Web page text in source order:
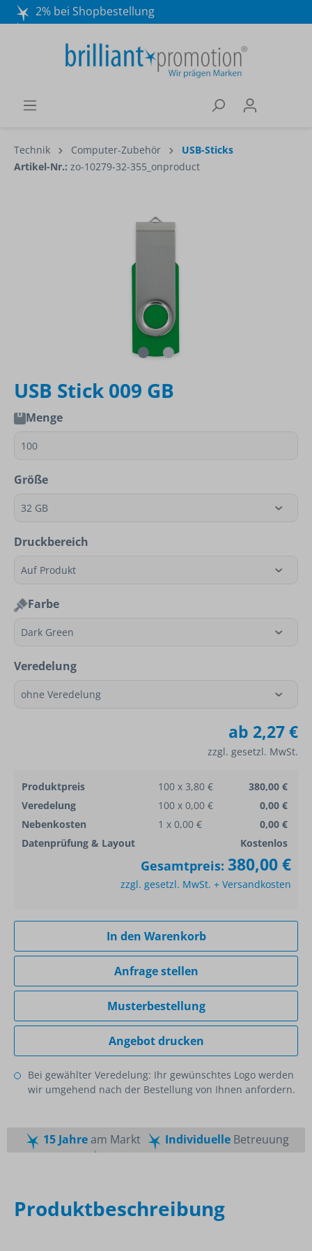
2% bei Shopbestellung
Wir beraten Sie gerne:
040 / 570 18 25 70
Technik Computer-Zubehör
USB-Sticks
Artikel-Nr.: zo-10279-32-355_onproduct
USB Stick 009 GB
Menge
Größe
Druckbereich
Farbe
Veredelung
ab 2,27 €
zzgl. gesetzl. MwSt.
Produktpreis 100 x 3,80 €
380,00 €
Veredelung
100 x 0,00 €
0,00 €
Nebenkosten
1 x 0,00 €
0,00 €
Datenprüfung & Layout
Kostenlos
Gesamtpreis: 380,00 €
zzgl. gesetzl. MwSt. + Versandkosten
In den Warenkorb
Anfrage stellen
Musterbestellung
Angebot drucken
Bei gewählter Veredelung: Ihr gewünschtes Logo werden
wir umgehend nach der Bestellung von Ihnen anfordern.
15 Jahream Markt IndividuelleBetreuung
Produktbeschreibung